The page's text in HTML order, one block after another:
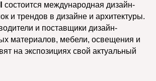
состоится международная дизайн-
и трендов в дизайне и архитектуры.
и поставщики дизайн-
материалов, мебели, освещения и
на экспозициях свой актуальный